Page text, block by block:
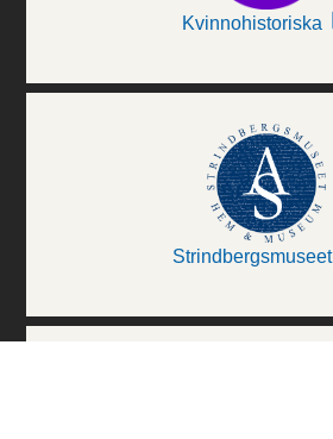
Kvinnohistoriska
Strindbergsmuseet